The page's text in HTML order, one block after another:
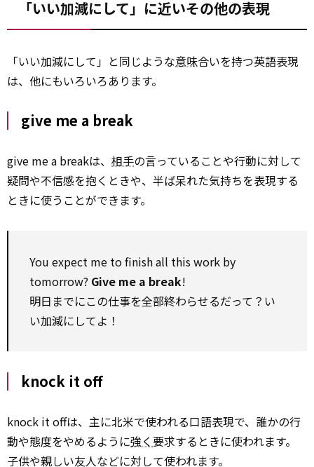
「いい加減にして」に近いその他の表現
「いい加減にして」と同じような意味合いを持つ英語表現
は、他にもいろいろあります。
give me a break
give me a breakは、 相手の言っていることや行動に対して
疑問や不信感を抱くときや、半ば呆れた気持ちを表現する
ときに使うことができます。
You expect me to finish all this work by
tomorrow? Give me a break!
明日までにこの仕事を全部終わらせるだって？い
い加減にしてよ！
knock it off
knock it offは、主に北米で使われる口語表現で、誰かの行
動や態度をやめるように強く 要求するときに使われます。
子供や親しい友人などに対して使われます。